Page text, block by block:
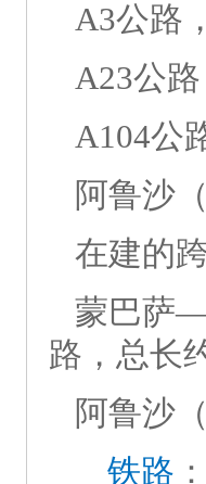
A3公路
A23公
A104
阿鲁沙
在建的
蒙巴萨
路，总长
阿鲁沙
铁路